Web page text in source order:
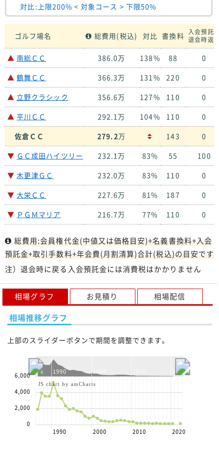
対比:上限200% < 対象コース > 下限50%
ゴルフ場名 総費用(税込) 対比 書換料 入会預託
退会時返
▲ 南総ＣＣ 386.0万 138% 88
0
▲ 鶴舞ＣＣ 366.3万 131% 220
0
▲ 立野クラシック 356.6万 127% 110
0
▲ 平川ＣＣ 292.1万 104% 110
0
佐倉ＣＣ
279.2万 143
0
▼ ＧＣ成田ハイツリー 232.1万 83% 55
100
▼ 木更津ＧＣ 232.0万 83% 110
0
▼ 大栄ＣＣ 227.6万 81% 187
0
▼ ＰＧＭマリア 216.7万 77% 110 0
総費用:会員権代金(中値又は価格目安)+名義書換料+入会
預託金+取引手数料+年会費(月割清算)合計(税込)の目安です
注）退会時に戻る入会預託金には消費税はかかりません
相場グラフ お見積り 相場配信
相場推移グラフ
上部のスライダーボタンで期間を調整できます。
1990 2000 2020
1990 2000 2010 2020
0
2,000
4,000
6,000
JS chart by amCharts